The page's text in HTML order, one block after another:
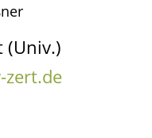
(Univ.)
zert.de